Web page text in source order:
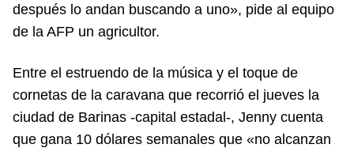
después lo andan buscando a uno», pide al equipo
de la AFP un agricultor.
Entre el estruendo de la música y el toque de
cornetas de la caravana que recorrió el jueves la
ciudad de Barinas -capital estadal-, Jenny cuenta
que gana 10 dólares semanales que «no alcanzan